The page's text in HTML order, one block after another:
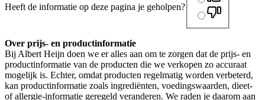
Heeft de informatie op deze pagina je geholpen?
Over prijs- en productinformatie
Bij Albert Heijn doen we er alles aan om te zorgen dat de prijs- en
productinformatie van de producten die we verkopen zo accuraat
mogelijk is. Echter, omdat producten regelmatig worden verbeterd,
kan productinformatie zoals ingrediënten, voedingswaarden, dieet-
of allergie-informatie geregeld veranderen. We raden je daarom aan